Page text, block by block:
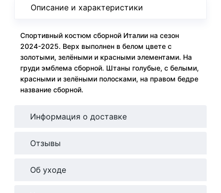
Описание и характеристики
Спортивный костюм сборной Италии на сезон
2024-2025. Верх выполнен в белом цвете с
золотыми, зелёными и красными элементами. На
груди эмблема сборной. Штаны голубые, с белыми,
красными и зелёными полосками, на правом бедре
название сборной.
Информация о доставке
Отзывы
Об уходе